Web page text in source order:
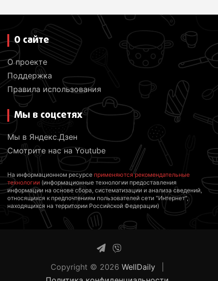
О сайте
О проекте
Поддержка
Правила использования
Мы в соцсетях
Мы в Яндекс.Дзен
Смотрите нас на Youtube
На информационном ресурсе применяются рекомендательные
технологии (информационные технологии предоставления
информации на основе сбора, систематизации и анализа сведений,
относящихся к предпочтениям пользователей сети "Интернет",
находящихся на территории Российской Федерации)
Copyright © 2026 WellDaily